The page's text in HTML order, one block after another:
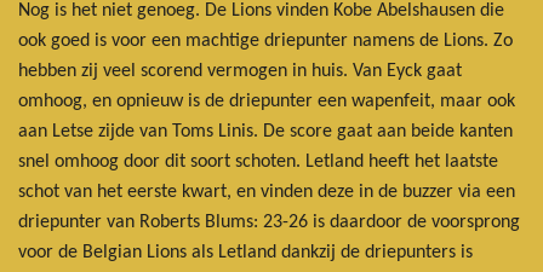
Nog is het niet genoeg. De Lions vinden Kobe Abelshausen die
ook goed is voor een machtige driepunter namens de Lions. Zo
hebben zij veel scorend vermogen in huis. Van Eyck gaat
omhoog, en opnieuw is de driepunter een wapenfeit, maar ook
aan Letse zijde van Toms Linis. De score gaat aan beide kanten
snel omhoog door dit soort schoten. Letland heeft het laatste
schot van het eerste kwart, en vinden deze in de buzzer via een
driepunter van Roberts Blums: 23-26 is daardoor de voorsprong
voor de Belgian Lions als Letland dankzij de driepunters is